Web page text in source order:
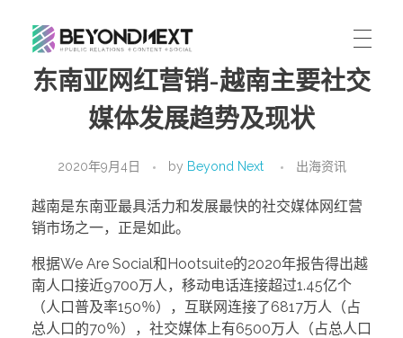
造新营销
海外品牌营销推广策划_海外网红营销_国际广告投放发稿服务
首页
公司动态
传播策略
媒体资讯
服务
海外整合营销
海外社媒营销
跨境市场营销
案例
联系
关于我们
加入我们
ENGLISH
东南亚网红营销-越南主要社交
媒体发展趋势及现状
2020年9月4日 by Beyond Next 出海资讯
越南是东南亚最具活力和发展最快的社交媒体网红营
销市场之一，正是如此。
根据We Are Social和Hootsuite的2020年报告得出越
南人口接近9700万人，移动电话连接超过1.45亿个
（人口普及率150％），互联网连接了6817万人（占
总人口的70％），社交媒体上有6500万人（占总人口